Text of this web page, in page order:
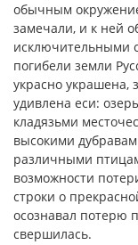
обычным
замечали, и к ней
исключительными
погибели земли
украсно украшена,
удивлена еси:
кладязьми
высокими
различными
возможности
строки о
осознавал потерю
свершилась.